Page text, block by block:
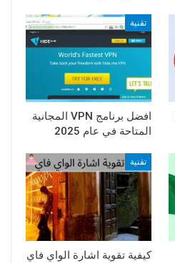
تقنية
افضل برنامج VPN المجانية
المتاحة في عام 2025
تقنية
كيفية تقوية اشارة الواي فاي